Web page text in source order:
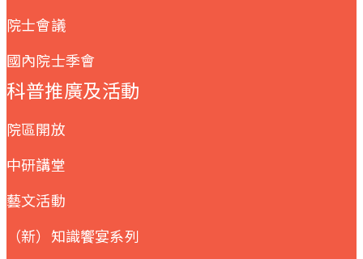
院士會議
國內院士季會
科普推廣及活動
院區開放
中研講堂
藝文活動
（新）知識饗宴系列